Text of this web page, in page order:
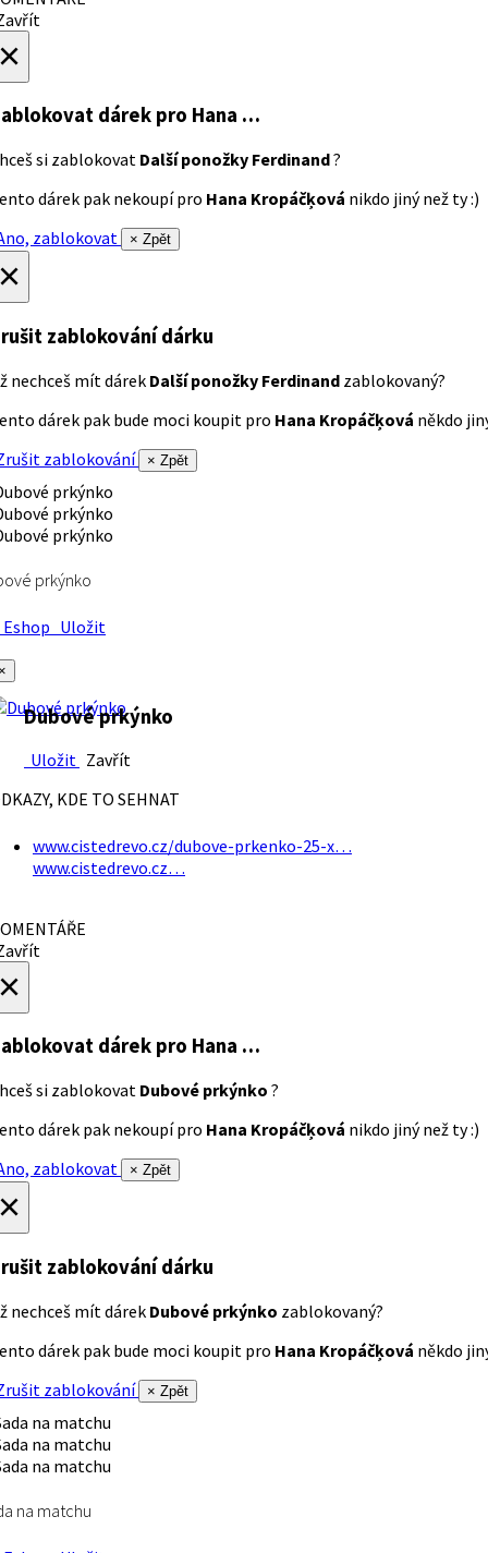
dárek pro Hana …
si zablokovat Další ponožky Ferdinand?
dárek pak nekoupí pro Hana Kropáčķová nikdo jiný než ty :)
zablokovat
× Zpět
zablokování dárku
nechceš mít dárek Další ponožky Ferdinand zablokovaný?
dárek pak bude moci koupit pro Hana Kropáčķová někdo
zablokování
× Zpět
prkýnko
Uložit
Dubové prkýnko
Uložit Zavřít
KDE TO SEHNAT
www.cistedrevo.cz/dubove-prkenko-25-x…
www.cistedrevo.cz…
dárek pro Hana …
si zablokovat Dubové prkýnko ?
dárek pak nekoupí pro Hana Kropáčķová nikdo jiný než ty :)
zablokovat
× Zpět
zablokování dárku
nechceš mít dárek Dubové prkýnko zablokovaný?
dárek pak bude moci koupit pro Hana Kropáčķová někdo
zablokování
× Zpět
na matchu